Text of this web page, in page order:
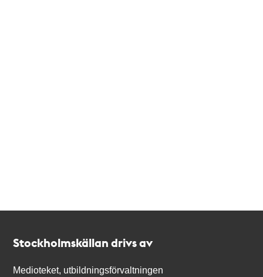
Stockholmskällan drivs av
Medioteket, utbildningsförvaltningen